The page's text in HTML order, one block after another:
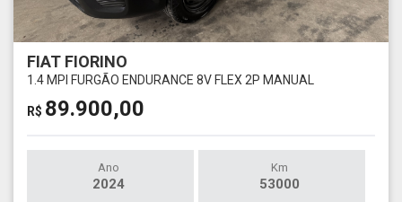
FIAT FIORINO
1.4 MPI FURGÃO ENDURANCE 8V FLEX 2P MANUAL
R$ 89.900,00
Ano
2024
Km
53000